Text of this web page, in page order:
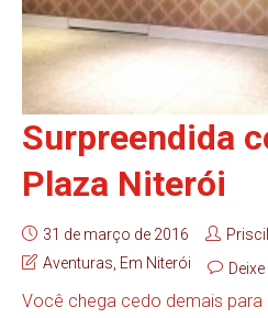
Surpreendida
Plaza Niterói
31 de março de 2016
Aventuras, Em Niterói
Você chega cedo demais